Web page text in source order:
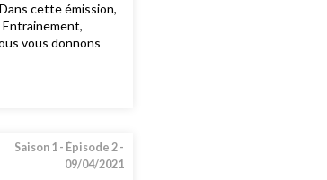
cette émission,
vous donnons
Saison 1 - Épisode 2 -
09/04/2021